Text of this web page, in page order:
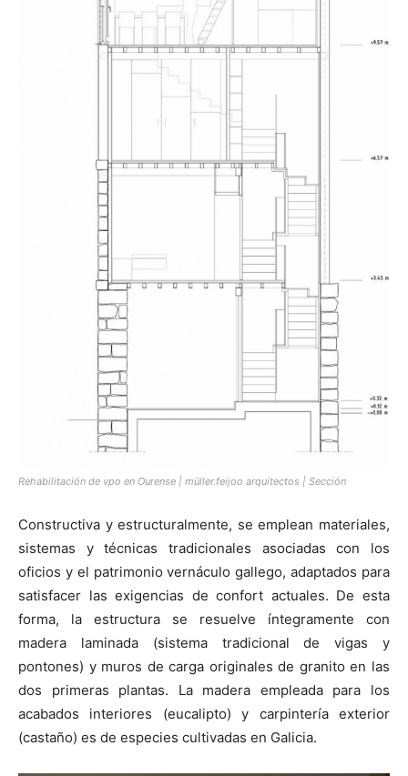
Rehabilitación de vpo en Ourense | müller.feijoo arquitectos | Sección
Constructiva y estructuralmente, se emplean materiales,
sistemas y técnicas tradicionales asociadas con los
oficios y el patrimonio vernáculo gallego, adaptados para
satisfacer las exigencias de confort actuales. De esta
forma, la estructura se resuelve íntegramente con
madera laminada (sistema tradicional de vigas y
pontones) y muros de carga originales de granito en las
dos primeras plantas. La madera empleada para los
acabados interiores (eucalipto) y carpintería exterior
(castaño) es de especies cultivadas en Galicia.